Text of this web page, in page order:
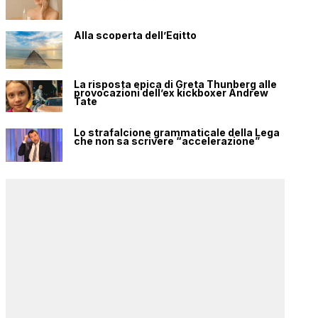
Alla scoperta dell’Egitto
La risposta epica di Greta Thunberg alle
provocazioni dell’ex kickboxer Andrew
Tate
Lo strafalcione grammaticale della Lega
che non sa scrivere “accelerazione”